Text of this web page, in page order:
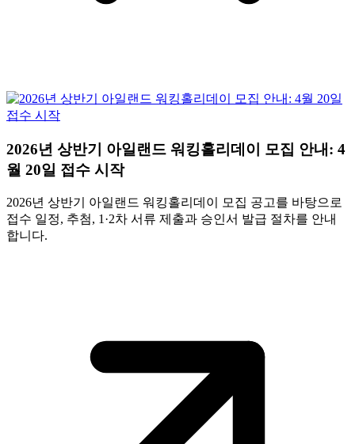
2026년 상반기 아일랜드 워킹홀리데이 모집 안내: 4
월 20일 접수 시작
2026년 상반기 아일랜드 워킹홀리데이 모집 공고를 바탕으로
접수 일정, 추첨, 1·2차 서류 제출과 승인서 발급 절차를 안내
합니다.